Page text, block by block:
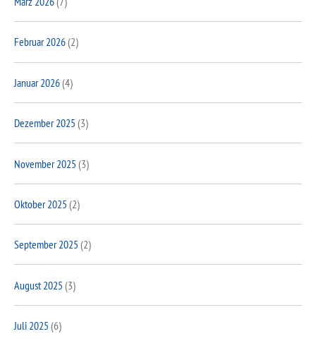
Februar 2026(2)
Januar 2026(4)
Dezember 2025 (3)
November 2025 (3)
Oktober 2025 (2)
September 2025 (2)
August 2025 (3)
Juli 2025 (6)